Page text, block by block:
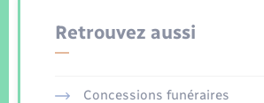
Retrouvez aussi
Concessions funéraires